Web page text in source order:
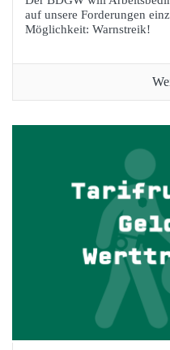
auf unsere Forderungen
Möglichkeit: Warnstreik!